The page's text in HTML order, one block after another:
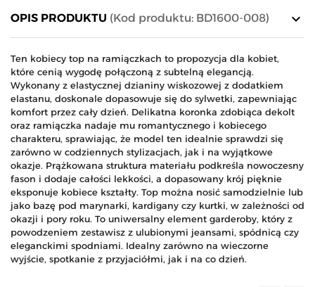
keyboard_arrow_down
OPIS PRODUKTU (Kod produktu: BD1600-008)
Ten kobiecy top na ramiączkach to propozycja dla kobiet,
które cenią wygodę połączoną z subtelną elegancją.
Wykonany z elastycznej dzianiny wiskozowej z dodatkiem
elastanu, doskonale dopasowuje się do sylwetki, zapewniając
komfort przez cały dzień. Delikatna koronka zdobiąca dekolt
oraz ramiączka nadaje mu romantycznego i kobiecego
charakteru, sprawiając, że model ten idealnie sprawdzi się
zarówno w codziennych stylizacjach, jak i na wyjątkowe
okazje. Prążkowana struktura materiału podkreśla nowoczesny
fason i dodaje całości lekkości, a dopasowany krój pięknie
eksponuje kobiece kształty. Top można nosić samodzielnie lub
jako bazę pod marynarki, kardigany czy kurtki, w zależności od
okazji i pory roku. To uniwersalny element garderoby, który z
powodzeniem zestawisz z ulubionymi jeansami, spódnicą czy
eleganckimi spodniami. Idealny zarówno na wieczorne
wyjście, spotkanie z przyjaciółmi, jak i na co dzień.